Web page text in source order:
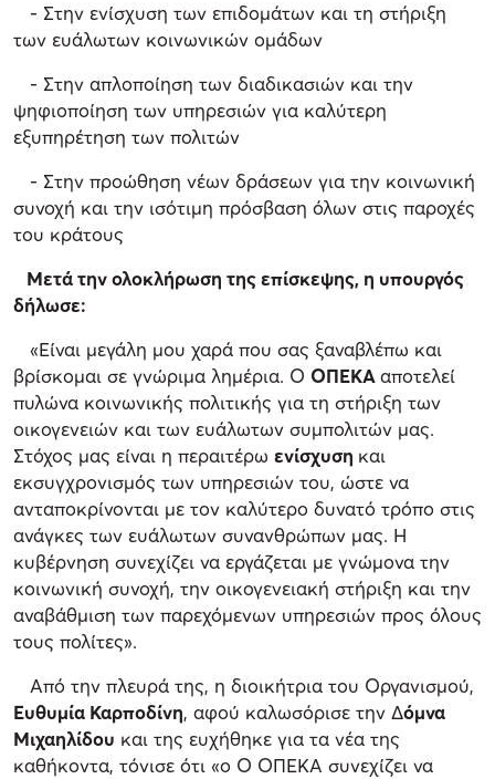
- Στην ενίσχυση των επιδομάτων και τη στήριξη
των ευάλωτων κοινωνικών ομάδων
- Στην απλοποίηση των διαδικασιών και την
ψηφιοποίηση των υπηρεσιών για καλύτερη
εξυπηρέτηση των πολιτών
- Στην προώθηση νέων δράσεων για την κοινωνική
συνοχή και την ισότιμη πρόσβαση όλων στις παροχές
του κράτους
Μετά την ολοκλήρωση της επίσκεψης, η υπουργός
δήλωσε:
«Είναι μεγάλη μου χαρά που σας ξαναβλέπω και
βρίσκομαι σε γνώριμα λημέρια. Ο ΟΠΕΚΑαποτελεί
πυλώνα κοινωνικής πολιτικής για τη στήριξη των
οικογενειών και των ευάλωτων συμπολιτών μας.
Στόχος μας είναι η περαιτέρω ενίσχυση και
εκσυγχρονισμός των υπηρεσιών του, ώστε να
ανταποκρίνονται με τον καλύτερο δυνατό τρόπο στις
ανάγκες των ευάλωτων συνανθρώπων μας. Η
κυβέρνηση συνεχίζει να εργάζεται με γνώμονα την
κοινωνική συνοχή, την οικογενειακή στήριξη και την
αναβάθμιση των παρεχόμενων υπηρεσιών προς όλους
τους πολίτες».
Από την πλευρά της, η διοικήτρια του Οργανισμού,
Ευθυμία Καρποδίνη, αφού καλωσόρισε την Δόμνα
Μιχαηλίδου και της ευχήθηκε για τα νέα της
καθήκοντα, τόνισε ότι «ο Ο ΟΠΕΚΑ συνεχίζει να